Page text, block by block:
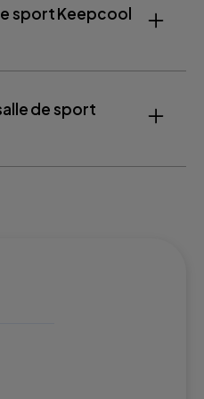
sport Keepcool
de sport